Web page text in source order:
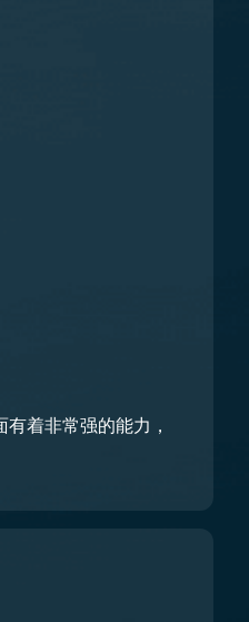
着非常强的能力，